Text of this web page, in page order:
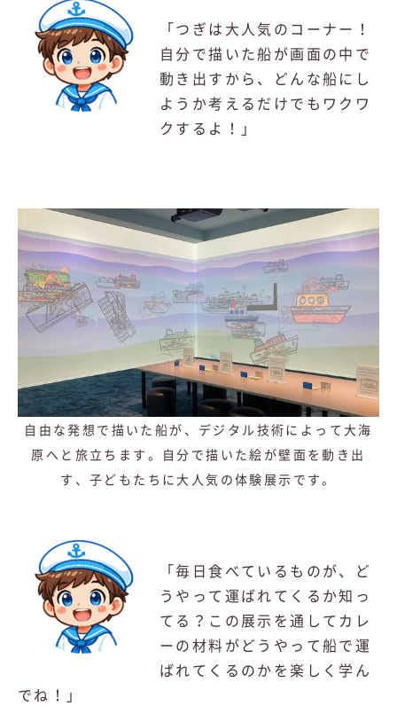
「つぎは大人気のコーナー！
自分で描いた船が画面の中で
動き出すから、どんな船にし
ようか考えるだけでもワクワ
クするよ！」
自由な発想で描いた船が、デジタル技術によって大海
原へと旅立ちます。自分で描いた絵が壁面を動き出
す、子どもたちに大人気の体験展示です。
「毎日食べているものが、ど
うやって運ばれてくるか知っ
てる？この展示を通してカレ
ーの材料がどうやって船で運
ばれてくるのかを楽しく学ん
でね！」